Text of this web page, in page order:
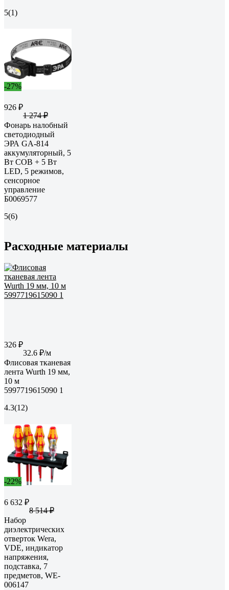
5(1)
-27%
926 ₽
1 274 ₽
Фонарь налобный
светодиодный
ЭРА GA-814
аккумуляторный, 5
Вт COB + 5 Вт
LED, 5 режимов,
сенсорное
управление
Б0069577
5(6)
Расходные материалы
326 ₽
32.6 ₽/м
Флисовая тканевая
лента Wurth 19 мм,
10 м
5997719615090 1
4.3(12)
-22%
6 632 ₽
8 514 ₽
Набор
диэлектрических
отверток Wera,
VDE, индикатор
напряжения,
подставка, 7
предметов, WE-
006147